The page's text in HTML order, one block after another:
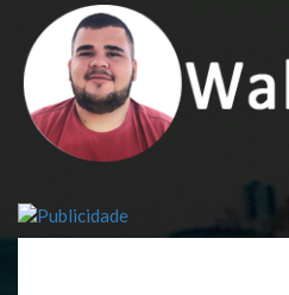
content